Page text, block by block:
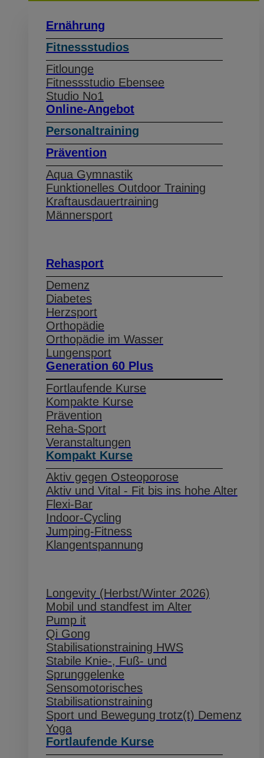
Ernährung
Fitnessstudios
Fitlounge
Fitnessstudio Ebensee
Studio No1
Online-Angebot
Personaltraining
Prävention
Aqua Gymnastik
Funktionelles Outdoor Training
Kraftausdauertraining
Männersport
Rehasport
Demenz
Diabetes
Herzsport
Orthopädie
Orthopädie im Wasser
Lungensport
Generation 60 Plus
Fortlaufende Kurse
Kompakte Kurse
Prävention
Reha-Sport
Veranstaltungen
Kompakt Kurse
Aktiv gegen Osteoporose
Aktiv und Vital - Fit bis ins hohe Alter
Flexi-Bar
Indoor-Cycling
Jumping-Fitness
Klangentspannung
Longevity (Herbst/Winter 2026)
Mobil und standfest im Alter
Pump it
Qi Gong
Stabilisationstraining HWS
Stabile Knie-, Fuß- und
Sprunggelenke
Sensomotorisches
Stabilisationstraining
Sport und Bewegung trotz(t) Demenz
Yoga
Fortlaufende Kurse